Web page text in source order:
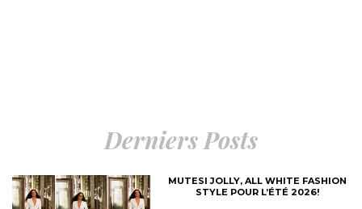
Derniers Posts
MUTESI JOLLY, ALL WHITE FASHION
STYLE POUR L’ÉTÉ 2026!